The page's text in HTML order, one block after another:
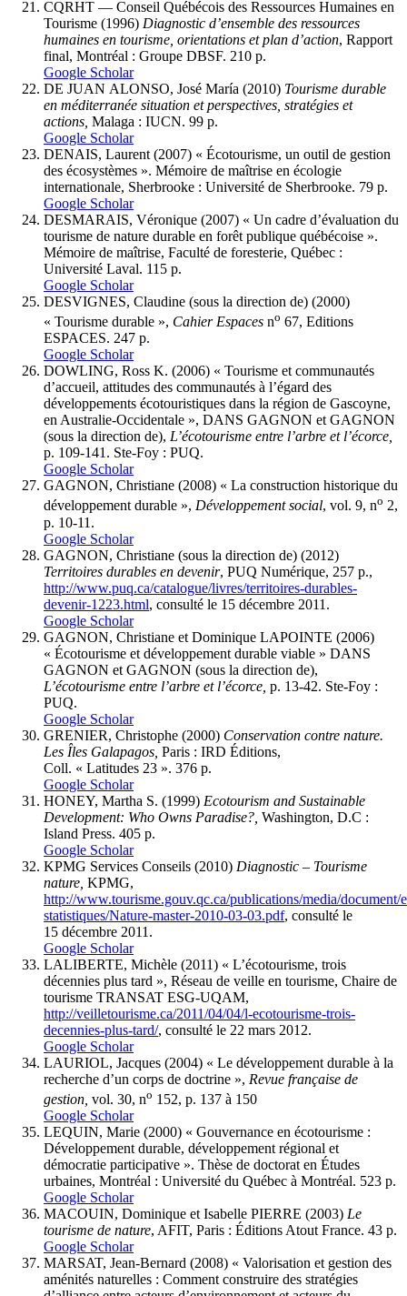
CQRHT — Conseil Québécois des Ressources Humaines en
Tourisme (1996) Diagnostic d’ensemble des ressources
humaines en tourisme, orientations et plan d’action, Rapport
final, Montréal : Groupe DBSF. 210 p.
Google Scholar
DE JUAN ALONSO, José María (2010) Tourisme durable
en méditerranée situation et perspectives, stratégies et
actions, Malaga : IUCN. 99 p.
Google Scholar
DENAIS, Laurent (2007) « Écotourisme, un outil de gestion
des écosystèmes ». Mémoire de maîtrise en écologie
internationale, Sherbrooke : Université de Sherbrooke. 79 p.
Google Scholar
DESMARAIS, Véronique (2007) « Un cadre d’évaluation du
tourisme de nature durable en forêt publique québécoise ».
Mémoire de maîtrise, Faculté de foresterie, Québec :
Université Laval. 115 p.
Google Scholar
DESVIGNES, Claudine (sous la direction de) (2000)
« Tourisme durable », Cahier Espaces no 67, Editions
ESPACES. 247 p.
Google Scholar
DOWLING, Ross K. (2006) « Tourisme et communautés
d’accueil, attitudes des communautés à l’égard des
développements écotouristiques dans la région de Gascoyne,
en Australie-Occidentale », DANS GAGNON et GAGNON
(sous la direction de), L’écotourisme entre l’arbre et l’écorce,
p. 109-141. Ste-Foy : PUQ.
Google Scholar
GAGNON, Christiane (2008) « La construction historique du
développement durable », Développement social, vol. 9, no 2,
p. 10-11.
Google Scholar
GAGNON, Christiane (sous la direction de) (2012)
Territoires durables en devenir, PUQ Numérique, 257 p.,
http://www.puq.ca/catalogue/livres/territoires-durables-
devenir-1223.html, consulté le 15 décembre 2011.
Google Scholar
GAGNON, Christiane et Dominique LAPOINTE (2006)
« Écotourisme et développement durable viable » DANS
GAGNON et GAGNON (sous la direction de),
L’écotourisme entre l’arbre et l’écorce, p. 13-42. Ste-Foy :
PUQ.
Google Scholar
GRENIER, Christophe (2000) Conservation contre nature.
Les Îles Galapagos, Paris : IRD Éditions,
Coll. « Latitudes 23 ». 376 p.
Google Scholar
HONEY, Martha S. (1999) Ecotourism and Sustainable
Development: Who Owns Paradise?, Washington, D.C :
Island Press. 405 p.
Google Scholar
KPMG Services Conseils (2010) Diagnostic – Tourisme
nature, KPMG,
http://www.tourisme.gouv.qc.ca/publications/media/document/
statistiques/Nature-master-2010-03-03.pdf, consulté le
15 décembre 2011.
Google Scholar
LALIBERTE, Michèle (2011) « L’écotourisme, trois
décennies plus tard », Réseau de veille en tourisme, Chaire de
tourisme TRANSAT ESG-UQAM,
http://veilletourisme.ca/2011/04/04/l-ecotourisme-trois-
decennies-plus-tard/, consulté le 22 mars 2012.
Google Scholar
LAURIOL, Jacques (2004) « Le développement durable à la
recherche d’un corps de doctrine », Revue française de
gestion, vol. 30, no 152, p. 137 à 150
Google Scholar
LEQUIN, Marie (2000) « Gouvernance en écotourisme :
Développement durable, développement régional et
démocratie participative ». Thèse de doctorat en Études
urbaines, Montréal : Université du Québec à Montréal. 523 p.
Google Scholar
MACOUIN, Dominique et Isabelle PIERRE (2003) Le
tourisme de nature, AFIT, Paris : Éditions Atout France. 43 p.
Google Scholar
MARSAT, Jean-Bernard (2008) « Valorisation et gestion des
aménités naturelles : Comment construire des stratégies